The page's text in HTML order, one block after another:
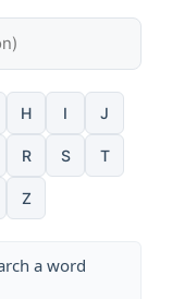
H I J
R S T
Z
a word